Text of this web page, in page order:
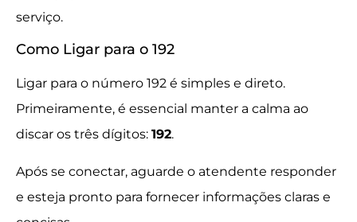
serviço.
Como Ligar para o 192
Ligar para o número 192 é simples e direto.
Primeiramente, é essencial manter a calma ao
discar os três dígitos: 192.
Após se conectar, aguarde o atendente responder
e esteja pronto para fornecer informações claras e